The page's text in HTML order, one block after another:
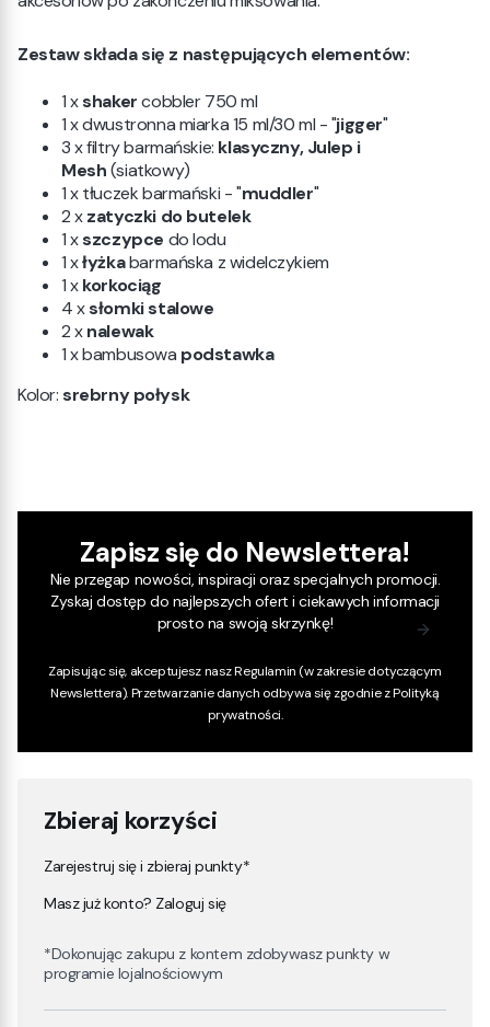
Zestaw składa się z następujących elementów:
1 xshakercobbler 750 ml
1 x dwustronna miarka 15 ml/30 ml - "jigger"
3 x filtry barmańskie: klasyczny, Julep i
Mesh(siatkowy)
1 x tłuczek barmański - "muddler"
2 xzatyczki do butelek
1 xszczypce do lodu
1 xłyżkabarmańska z widelczykiem
1 xkorkociąg
4 xsłomki stalowe
2 xnalewak
1 x bambusowa podstawka
Kolor:srebrny połysk
Zbieraj korzyści
Zarejestruj się i zbieraj punkty*
Masz już konto? Zaloguj się
*Dokonując zakupu z kontem zdobywasz punkty w
programie lojalnościowym
Zapisz się do Newslettera!
Nie przegap nowości, inspiracji oraz specjalnych promocji.
Zyskaj dostęp do najlepszych ofert i ciekawych informacji
prosto na swoją skrzynkę!
Zapisując się, akceptujesz naszRegulamin (w zakresie dotyczącym
Newslettera). Przetwarzanie danych odbywa się zgodnie zPolityką
prywatności.